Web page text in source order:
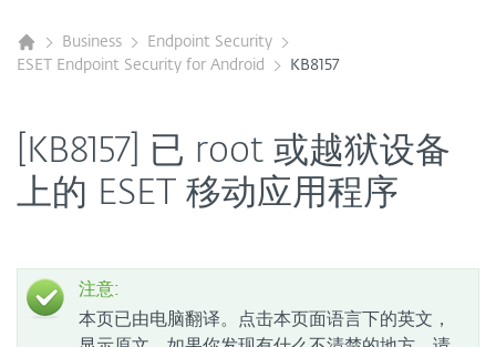
Business
Endpoint Security
ESET Endpoint Security for Android
KB8157
[KB8157] 已 root 或越狱设备
上的 ESET 移动应用程序
注意:
本页已由电脑翻译。点击本页面语言下的英文，